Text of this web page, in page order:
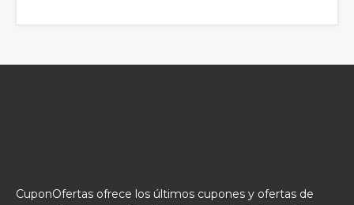
CuponOfertas ofrece los últimos cupones y ofertas de